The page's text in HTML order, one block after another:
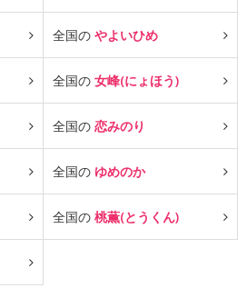
全国の やよいひめ
全国の 女峰(にょほう)
全国の 恋みのり
全国の ゆめのか
全国の 桃薫(とうくん)